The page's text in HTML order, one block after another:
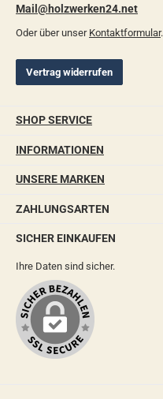
Mail@holzwerken24.net
Oder über unser Kontaktformular.
Vertrag widerrufen
SHOP SERVICE
INFORMATIONEN
UNSERE MARKEN
ZAHLUNGSARTEN
SICHER EINKAUFEN
Ihre Daten sind sicher.